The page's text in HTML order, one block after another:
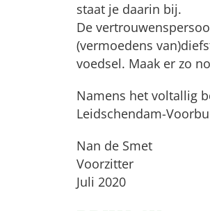
staat je daarin bij.
De
(vermoedens
voedsel. Maak er zo
Namens het voltallig
Leidschendam-
Nan de Smet
Voorzitter
Juli 2020